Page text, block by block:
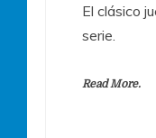
El clásico
serie.
Read More.